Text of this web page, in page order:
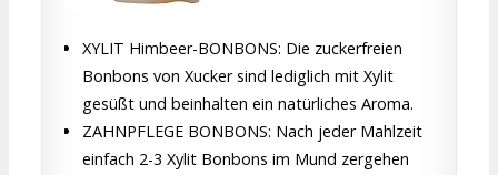
XYLIT Himbeer-BONBONS: Die zuckerfreien
Bonbons von Xucker sind lediglich mit Xylit
gesüßt und beinhalten ein natürliches Aroma.
ZAHNPFLEGE BONBONS: Nach jeder Mahlzeit
einfach 2-3 Xylit Bonbons im Mund zergehen